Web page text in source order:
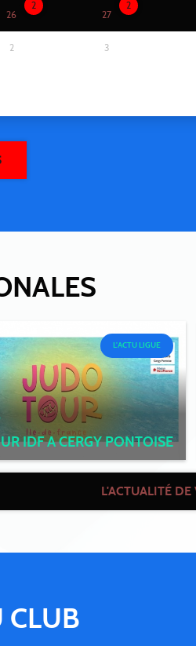
26
2
27
2
2 3
L'ACTU LIGUE
IDF A CERGY PONTOISE
L'ACTUALITÉ
CLUB